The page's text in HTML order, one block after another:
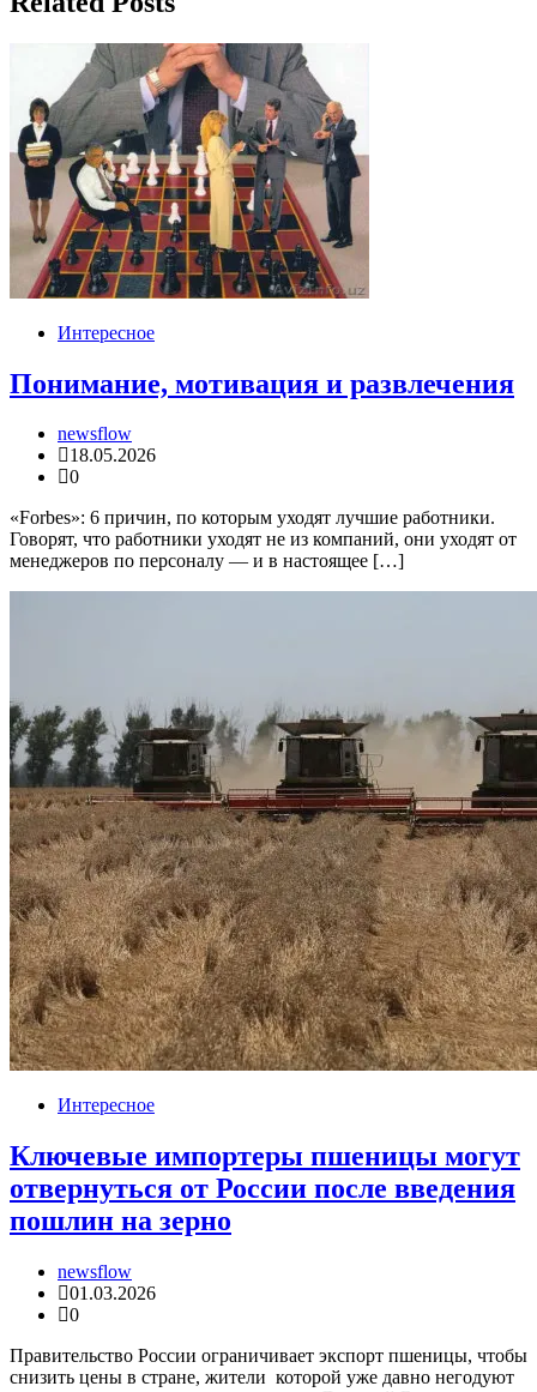
Интересное
Понимание, мотивация и развлечения
newsflow
18.05.2026
0
«Forbes»: 6 причин, по которым уходят лучшие работники.
Говорят, что работники уходят не из компаний, они уходят от
менеджеров по персоналу — и в настоящее […]
Интересное
Ключевые импортеры пшеницы могут
отвернуться от России после введения
пошлин на зерно
newsflow
01.03.2026
0
Правительство России ограничивает экспорт пшеницы, чтобы
снизить цены в стране, жители которой уже давно негодуют